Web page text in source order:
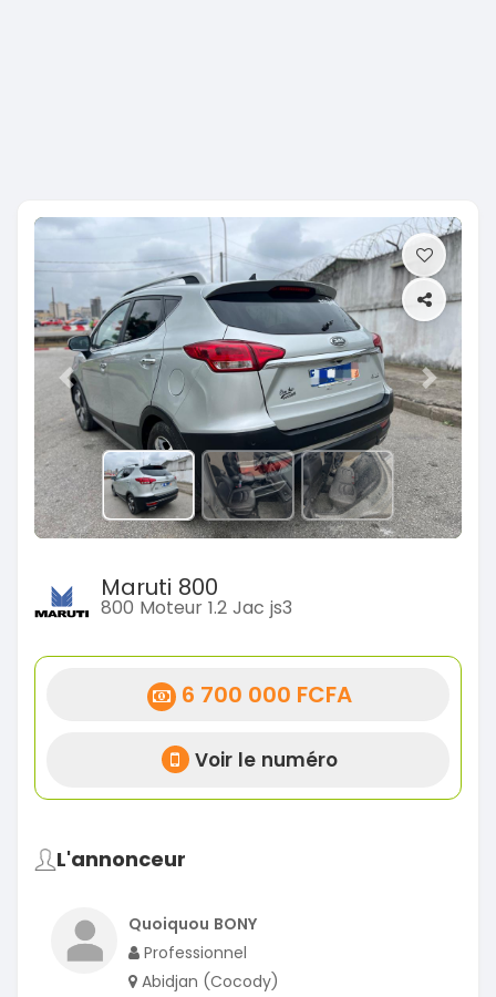
Previous Next
Maruti 800
800 Moteur 1.2 Jac js3
6 700 000 FCFA
Voir le numéro
L'annonceur
Quoiquou BONY
Professionnel
Abidjan (Cocody)